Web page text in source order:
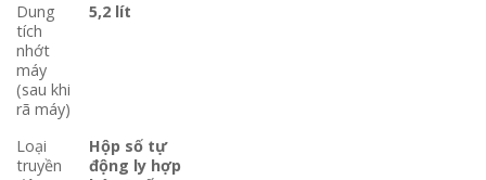
Dung
tích
nhớt
máy
(sau khi
rã máy)
5,2 lít
Loại
truyền
Hộp số tự
động ly hợp